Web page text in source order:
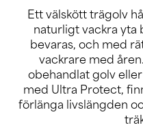
Inreda med trägolv
Hållbarhet
Montering & skötsel
Vanliga frågor
Hitta din butik
Ett välskött trägolv
naturligt vackra yta
bevaras, och med
vackrare med
obehandlat golv
med Ultra Protect,
förlänga livslängden